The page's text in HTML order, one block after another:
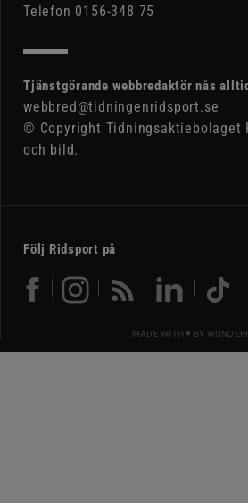
Telefon 0156-348 75
Tjänstgörande webbredaktör nås
webbred@tidningenridsport.se
© Copyright Tidningsaktiebolaget
och bild.
Följ Ridsport på
MADE WITH ♥ BY